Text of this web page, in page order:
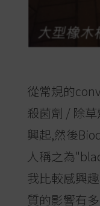
從常規的
殺菌劑 / 除
興起,然後
人稱之為
我比較感興
質的影響有